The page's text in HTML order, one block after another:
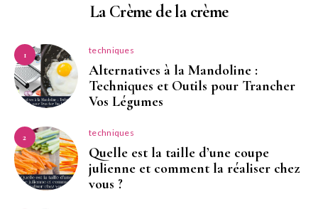
La Crème de la crème
1 techniques
Alternatives à la Mandoline :
Techniques et Outils pour Trancher
Vos Légumes
2 techniques
Quelle est la taille d’une coupe
julienne et comment la réaliser chez
vous ?